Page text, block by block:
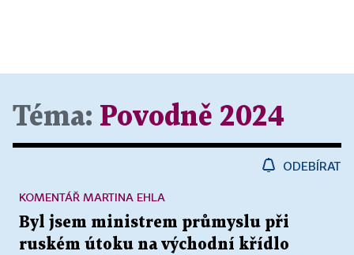
Téma: Povodně 2024
ODEBÍRAT
Byl jsem ministrem průmyslu při
ruském útoku na východní křídlo
KOMENTÁŘ MARTINA EHLA